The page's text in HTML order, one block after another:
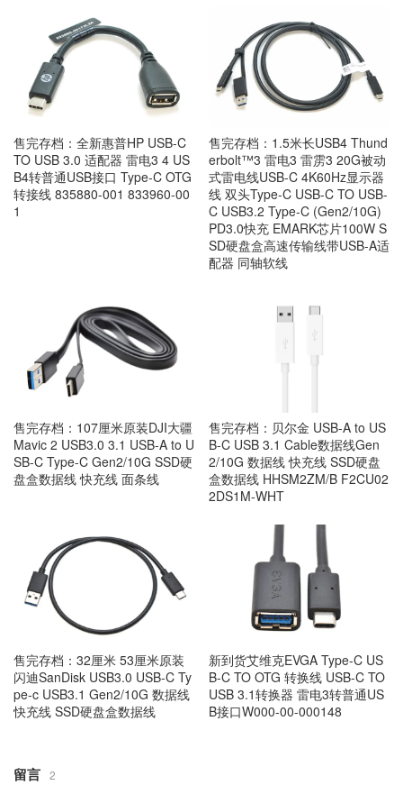
售完存档：全新惠普HP USB-C
TO USB 3.0 适配器 雷电3 4 US
B4转普通USB接口 Type-C OTG
转接线 835880-001 833960-00
1
售完存档：1.5米长USB4 Thund
erbolt™3 雷电3 雷雳3 20G被动
式雷电线USB-C 4K60Hz显示器
线 双头Type-C USB-C TO USB-
C USB3.2 Type-C (Gen2/10G)
PD3.0快充 EMARK芯片100W S
SD硬盘盒高速传输线带USB-A适
配器 同轴软线
售完存档：107厘米原装DJI大疆
Mavic 2 USB3.0 3.1 USB-A to U
SB-C Type-C Gen2/10G SSD硬
盘盒数据线 快充线 面条线
售完存档：贝尔金 USB-A to US
B-C USB 3.1 Cable数据线Gen
2/10G 数据线 快充线 SSD硬盘
盒数据线 HHSM2ZM/B F2CU02
2DS1M-WHT
售完存档：32厘米 53厘米原装
闪迪SanDisk USB3.0 USB-C Ty
pe-c USB3.1 Gen2/10G 数据线
快充线 SSD硬盘盒数据线
新到货艾维克EVGA Type-C US
B-C TO OTG 转换线 USB-C TO
USB 3.1转换器 雷电3转普通US
B接口W000-00-000148
留言 2